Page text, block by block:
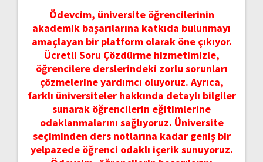
Ödevcim, üniversite öğrencilerinin
akademik başarılarına katkıda bulunmayı
amaçlayan bir platform olarak öne çıkıyor.
Ücretli Soru Çözdürme hizmetimizle,
öğrencilere derslerindeki zorlu sorunları
çözmelerine yardımcı oluyoruz. Ayrıca,
farklı üniversiteler hakkında detaylı bilgiler
sunarak öğrencilerin eğitimlerine
odaklanmalarını sağlıyoruz. Üniversite
seçiminden ders notlarına kadar geniş bir
yelpazede öğrenci odaklı içerik sunuyoruz.